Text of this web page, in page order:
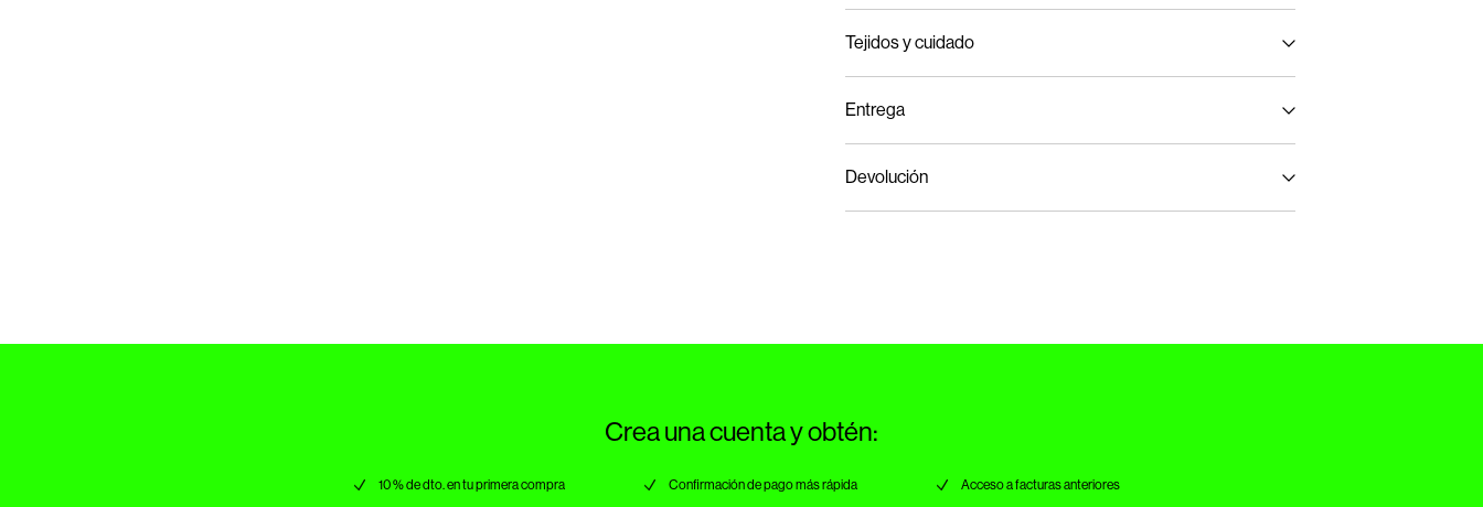
Tejidos y cuidado
No usar lejía
No secar en secadora
Entrega
Devolución
Crea una cuenta y obtén:
10 % de dto. en tu primera compra Confirmación de pago más rápida Acceso a facturas anteriores